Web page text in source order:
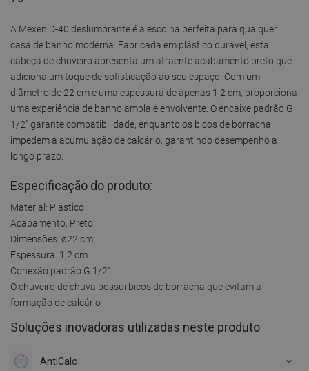
A Mexen D-40 deslumbrante é a escolha perfeita para qualquer
casa de banho moderna. Fabricada em plástico durável, esta
cabeça de chuveiro apresenta um atraente acabamento preto que
adiciona um toque de sofisticação ao seu espaço. Com um
diâmetro de 22 cm e uma espessura de apenas 1,2 cm, proporciona
uma experiência de banho ampla e envolvente. O encaixe padrão G
1/2" garante compatibilidade, enquanto os bicos de borracha
impedem a acumulação de calcário, garantindo desempenho a
longo prazo.
Especificação do produto:
Material: Plástico
Acabamento: Preto
Dimensões: ø22 cm
Espessura: 1,2 cm
Conexão padrão G 1/2"
O chuveiro de chuva possui bicos de borracha que evitam a
formação de calcário
Soluções inovadoras utilizadas neste produto
AntiCalc